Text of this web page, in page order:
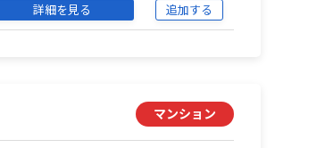
詳細を見る 追加する
マンション